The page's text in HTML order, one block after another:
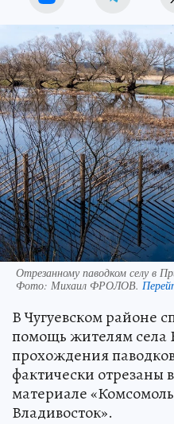
Отрезанному паводком селу в
Фото: Михаил ФРОЛОВ.
В Чугуевском районе
помощь жителям села
прохождения
фактически отрезаны
материале
Владивосток».